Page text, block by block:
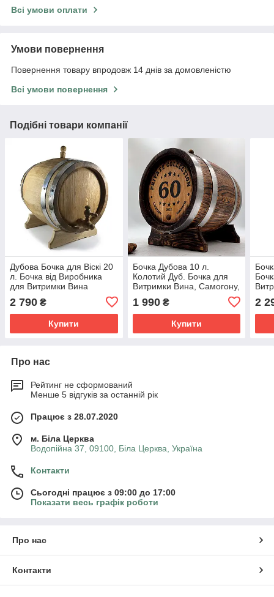
Всі умови оплати
Умови повернення
Повернення товару впродовж 14 днів за домовленістю
Всі умови повернення
Подібні товари компанії
Дубова Бочка для Віскі 20
л. Бочка від Виробника
для Витримки Вина
2 790 ₴
Купити
Бочка Дубова 10 л.
Колотий Дуб. Бочка для
Витримки Вина, Самогону,
Гравіювання, Подарунок
Батькові
1 990₴
Купити
2
Про нас
Рейтинг не сформований
Менше 5 відгуків за останній рік
Працює з 28.07.2020
м. Біла Церква
Водопійна 37, 09100, Біла Церква, Україна
Контакти
Сьогодні працює з 09:00 до 17:00
Показати весь графік роботи
Про нас
Контакти